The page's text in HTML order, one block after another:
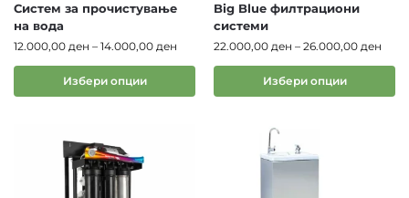
конкурентни цени и промоции
детални описи на секој филтер
сигурна и брзаиспорака низ цела Македонија
Систем за прочистување
на вода
12.000,00 ден – 14.000,00 ден
Избери опции
Big Blue филтрациони
системи
22.000,00 ден – 26.000,00 ден
Избери опции